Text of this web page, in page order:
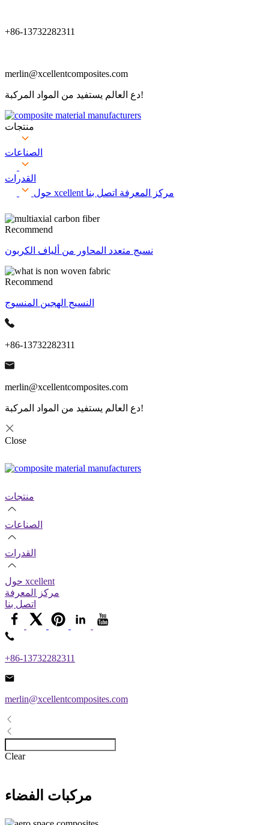
+86-13732282311
merlin@xcellentcomposites.com
دع العالم يستفيد من المواد المركبة!
منتجات
الصناعات
القدرات
حول xcellent
مركز المعرفة اتصل بنا
Recommend
نسيج متعدد المحاور من ألياف الكربون
Recommend
النسيج الهجين المنسوج
+86-13732282311
merlin@xcellentcomposites.com
دع العالم يستفيد من المواد المركبة!
Close
منتجات
الصناعات
القدرات
حول xcellent
مركز المعرفة
اتصل بنا
+86-13732282311
merlin@xcellentcomposites.com
Clear
مركبات الفضاء